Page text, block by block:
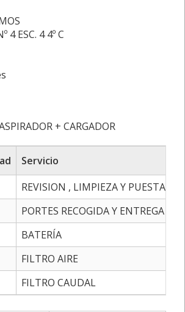
4 ESC. 4 4º C
+ CARGADOR
Servicio
REVISION , LIMPIEZA Y PUESTA A
PORTES RECOGIDA Y ENTREGA
BATERÍA
FILTRO AIRE
FILTRO CAUDAL